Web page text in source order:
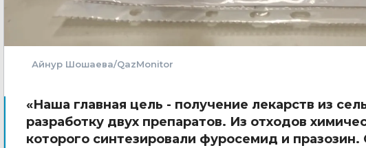
Айнур Шошаева/QazMonitor
«Наша главная цель - получение лекарств из
разработку двух препаратов. Из отходов
которого синтезировали фуросемид и